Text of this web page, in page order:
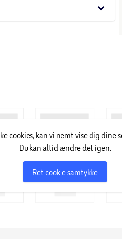
keyboard_arrow_down
cookies, kan vi nemt vise dig dine
Du kan altid ændre det igen.
Ret cookie samtykke